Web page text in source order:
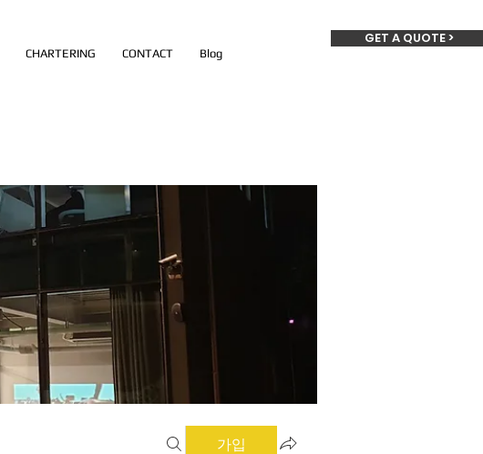
CHARTERING CONTACT Blog
GET A QUOTE >
가입